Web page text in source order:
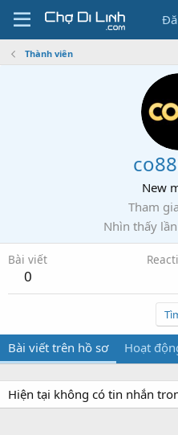
Thành viên
New
Tham
Nhìn thấy
Bài viết
0
Bài viết trên hồ sơ Hoạt
Hiện tại không có tin nhắn